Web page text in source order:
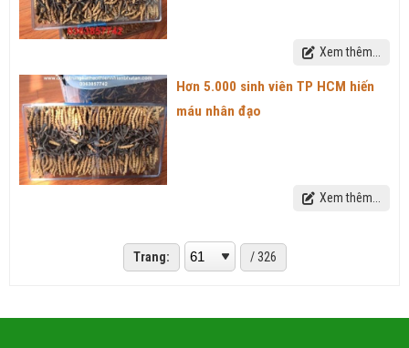
Xem thêm...
Hơn 5.000 sinh viên TP HCM hiến
máu nhân đạo
Xem thêm...
Trang: / 326